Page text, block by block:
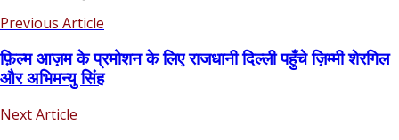
Previous Article
फ़िल्म आज़म के प्रमोशन के लिए राजधानी दिल्ली पहुँचे ज़िम्मी शेरगिल
और अभिमन्यु सिंह
Next Article